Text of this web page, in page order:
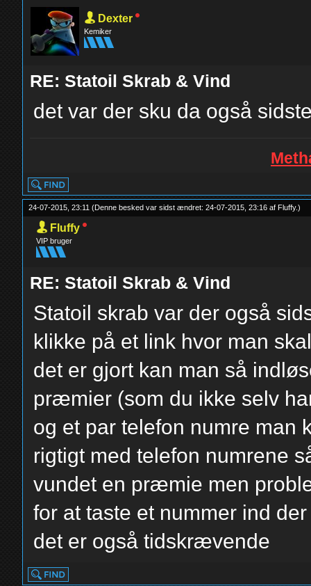
Dexter
Kemiker
RE: Statoil Skrab & Vind
det var der sku da også
24-07-2015, 23:11(Denne besked var sidst ændret: 24-07-2015, 23:16 af Fluffy.)
Fluffy
VIP bruger
RE: Statoil Skrab & Vind
Statoil skrab var der også
klikke på et link hvor man
det er gjort kan man så
præmier (som du ikke selv
og et par telefon numre man
rigtigt med telefon numrene
vundet en præmie men
for at taste et nummer ind
det er også tidskrævende